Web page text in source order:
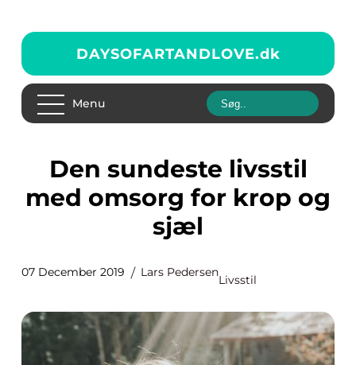
DAYSOFARTANDLOVE.dk
Menu
Den sundeste livsstil
med omsorg for krop og
sjæl
07 December 2019 Lars Pedersen
Livsstil